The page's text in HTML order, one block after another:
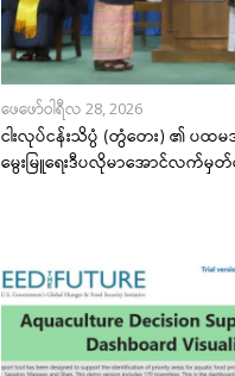
ဖေဖော်ဝါရီလ 28, 2026
ငါးလုပ်ငန်းသိပ္ပံ (တွံတေး) ၏ ပထမ
မွေးမြူရေးဒီပလိုမာအောင်လက်မှတ်